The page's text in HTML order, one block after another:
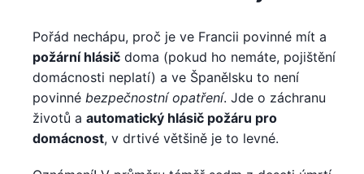
Pořád nechápu, proč je ve Francii povinné mít a
požární hlásič doma (pokud ho nemáte, pojištění
domácnosti neplatí) a ve Španělsku to není
povinné bezpečnostní opatření. Jde o záchranu
životů a automatický hlásič požáru pro
domácnost, v drtivé většině je to levné.